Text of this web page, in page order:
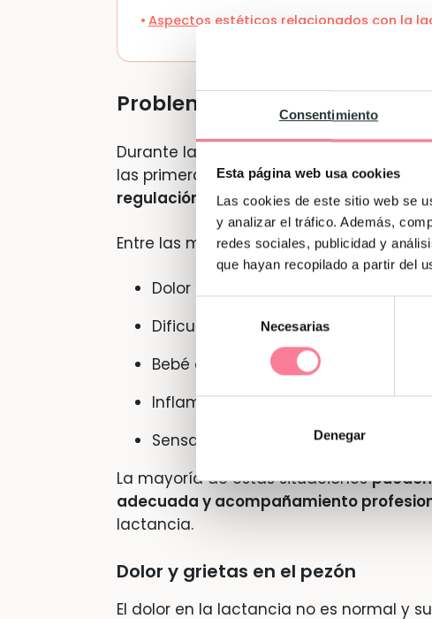
Consentimiento
Esta página web usa cookies
Las cookies de este sitio web se
y analizar el tráfico. Además,
redes sociales, publicidad y
que hayan recopilado a partir del
consentimiento
Necesarias
Denegar
Aspectos estéticos relacionados con la
Problemas que pueden
Durante la lactancia pueden aparecer
las primeras semanasgeneralmente
regulación de la producción de leche.
Entre las más frecuentes se encuentran:
Dolor o grietas en el pezón
Dificultades en el agarre o la
Bebé que se duerme en el pecho o
Inflamación del pecho
Sensación de poca o de demasiada
La mayoría de estas situaciones
adecuada y acompañamiento
lactancia.
Dolor y grietas en el pezón
El dolor en la lactancia no es normal y